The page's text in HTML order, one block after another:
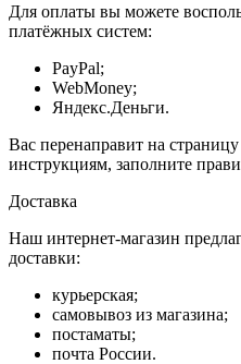
Для оплаты вы можете
платёжных систем:
PayPal;
WebMoney;
Яндекс.Деньги.
Вас перенаправит на
инструкциям, заполните
Доставка
Наш интернет-магазин
доставки:
курьерская;
самовывоз из магазина;
постаматы;
почта России.